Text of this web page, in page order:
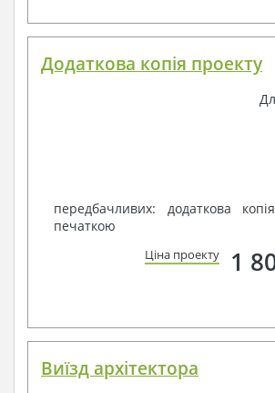
Додаткова копія проекту
передбачливих: додаткова
печаткою
Ціна проекту 1
Виїзд архітектора